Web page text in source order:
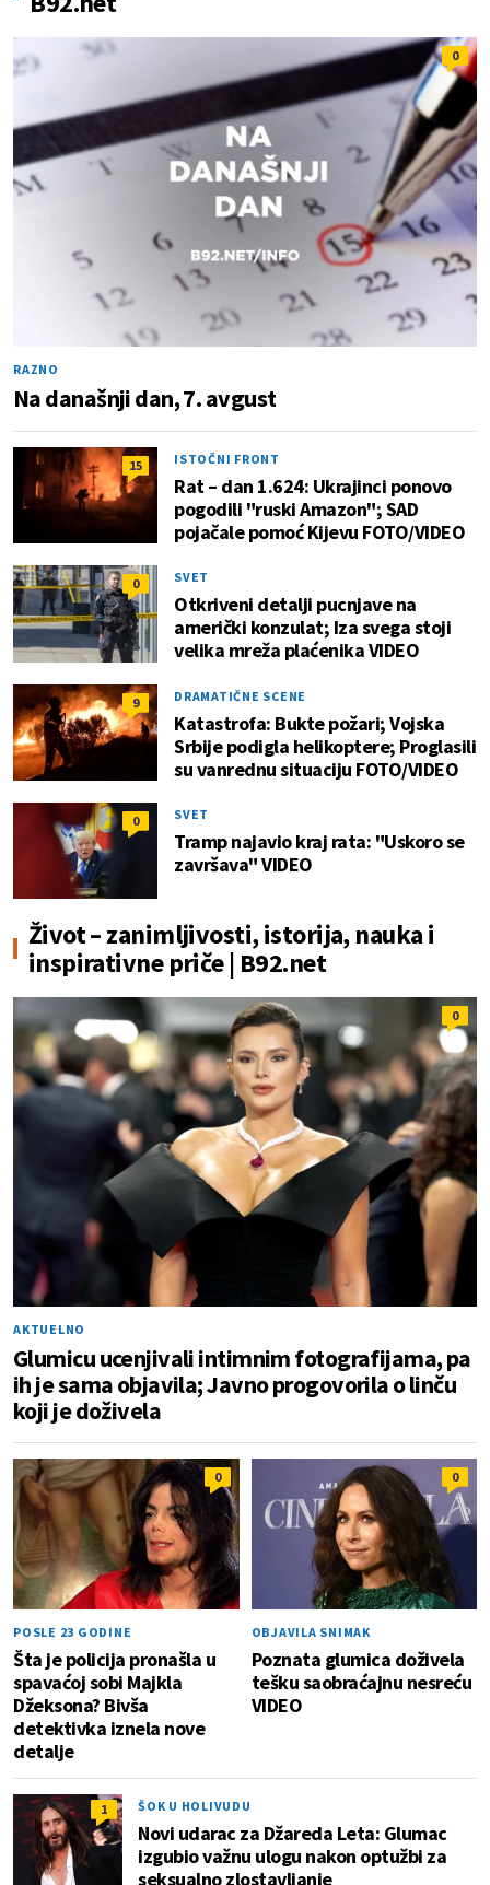
0
RAZNO
Na današnji dan, 7. avgust
15 ISTOČNI FRONT
Rat – dan 1.624: Ukrajinci ponovo
pogodili "ruski Amazon"; SAD
pojačale pomoć Kijevu FOTO/VIDEO
0 SVET
Otkriveni detalji pucnjave na
američki konzulat; Iza svega stoji
velika mreža plaćenika VIDEO
9 DRAMATIČNE SCENE
Katastrofa: Bukte požari; Vojska
Srbije podigla helikoptere; Proglasili
su vanrednu situaciju FOTO/VIDEO
0 SVET
Tramp najavio kraj rata: "Uskoro se
završava" VIDEO
Život – zanimljivosti, istorija, nauka i
inspirativne priče | B92.net
0
AKTUELNO
Glumicu ucenjivali intimnim fotografijama, pa
ih je sama objavila; Javno progovorila o linču
koji je doživela
0
POSLE 23 GODINE
Šta je policija pronašla u
spavaćoj sobi Majkla
Džeksona? Bivša
detektivka iznela nove
detalje
0
OBJAVILA SNIMAK
Poznata glumica doživela
tešku saobraćajnu nesreću
VIDEO
1 ŠOK U HOLIVUDU
Novi udarac za Džareda Leta: Glumac
izgubio važnu ulogu nakon optužbi za
seksualno zlostavljanje